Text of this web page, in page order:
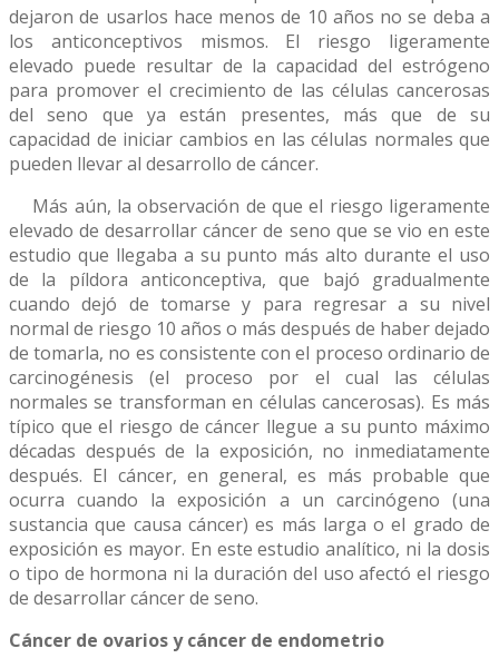
dejaron de usarlos hace menos de 10 años no se deba a
los anticonceptivos mismos. El riesgo ligeramente
elevado puede resultar de la capacidad del estrógeno
para promover el crecimiento de las células cancerosas
del seno que ya están presentes, más que de su
capacidad de iniciar cambios en las células normales que
pueden llevar al desarrollo de cáncer.
Más aún, la observación de que el riesgo ligeramente
elevado de desarrollar cáncer de seno que se vio en este
estudio que llegaba a su punto más alto durante el uso
de la píldora anticonceptiva, que bajó gradualmente
cuando dejó de tomarse y para regresar a su nivel
normal de riesgo 10 años o más después de haber dejado
de tomarla, no es consistente con el proceso ordinario de
carcinogénesis (el proceso por el cual las células
normales se transforman en células cancerosas). Es más
típico que el riesgo de cáncer llegue a su punto máximo
décadas después de la exposición, no inmediatamente
después. El cáncer, en general, es más probable que
ocurra cuando la exposición a un carcinógeno (una
sustancia que causa cáncer) es más larga o el grado de
exposición es mayor. En este estudio analítico, ni la dosis
o tipo de hormona ni la duración del uso afectó el riesgo
de desarrollar cáncer de seno.
Cáncer de ovarios y cáncer de endometrio